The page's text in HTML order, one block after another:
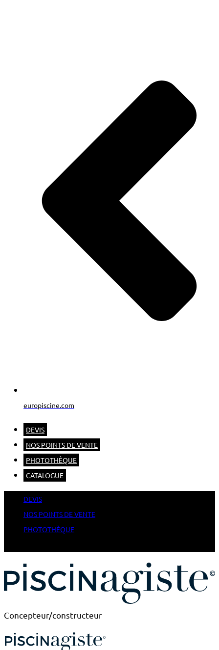
europiscine.com
DEVIS
NOS POINTS DE VENTE
PHOTOTHÈQUE
CATALOGUE
DEVIS
NOS POINTS DE VENTE
PHOTOTHÈQUE
Concepteur/constructeur